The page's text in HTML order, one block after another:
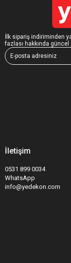
İlk sipariş indiriminden
fazlası hakkında güncel
İletişim
0531 899 0034
WhatsApp
info@yedekon.com